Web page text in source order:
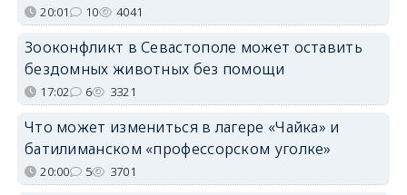
20:01 10 4041
Зооконфликт в Севастополе может оставить
бездомных животных без помощи
17:02 6 3321
Что может измениться в лагере «Чайка» и
батилиманском «профессорском уголке»
20:00 5 3701